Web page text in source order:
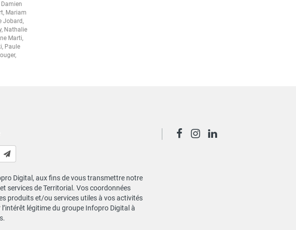
Damien
, Mariam
Jobard,
, Nathalie
Marti,
, Paule
,
Digital, aux fins de vous transmettre notre
services de Territorial. Vos coordonnées
produits et/ou services utiles à vos activités
légitime du groupe Infopro Digital à